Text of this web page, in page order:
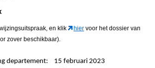
en klik hier voor het dossier van
zover beschikbaar).
departement: 15 februari 2023